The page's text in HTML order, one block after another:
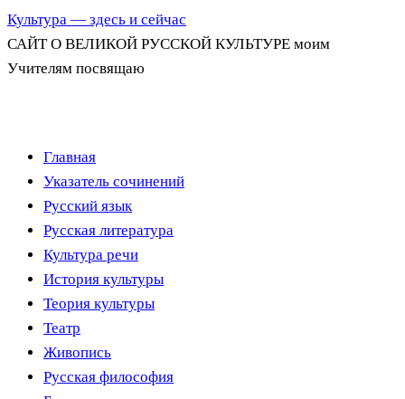
Культура — здесь и сейчас
САЙТ О ВЕЛИКОЙ РУССКОЙ КУЛЬТУРЕ моим
Учителям посвящаю
Перейти
содержимому
Главная
Указатель сочинений
Русский язык
Русская литература
Культура речи
История культуры
Теория культуры
Театр
Живопись
Русская философия